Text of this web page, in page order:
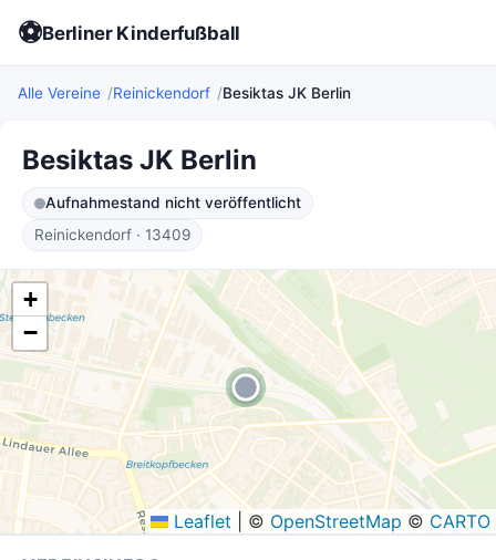
⚽Berliner Kinderfußball
Alle Vereine Reinickendorf Besiktas JK Berlin
Besiktas JK Berlin
Aufnahmestand nicht veröffentlicht
Reinickendorf · 13409
+
−
Leaflet © OpenStreetMap © CARTO